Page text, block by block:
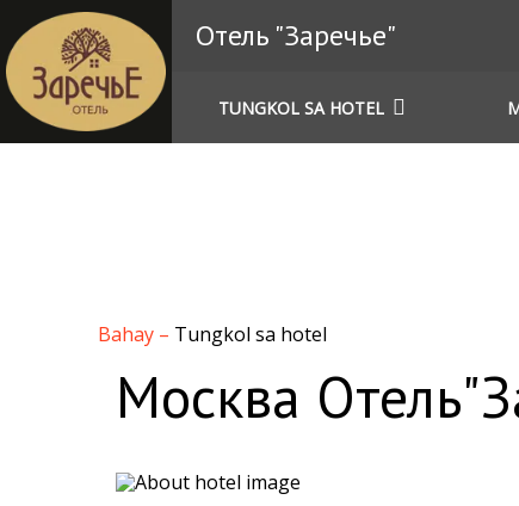
Отель "Заречье"
TUNGKOL SA HOTEL
Bahay – Tungkol sa hotel
Москва